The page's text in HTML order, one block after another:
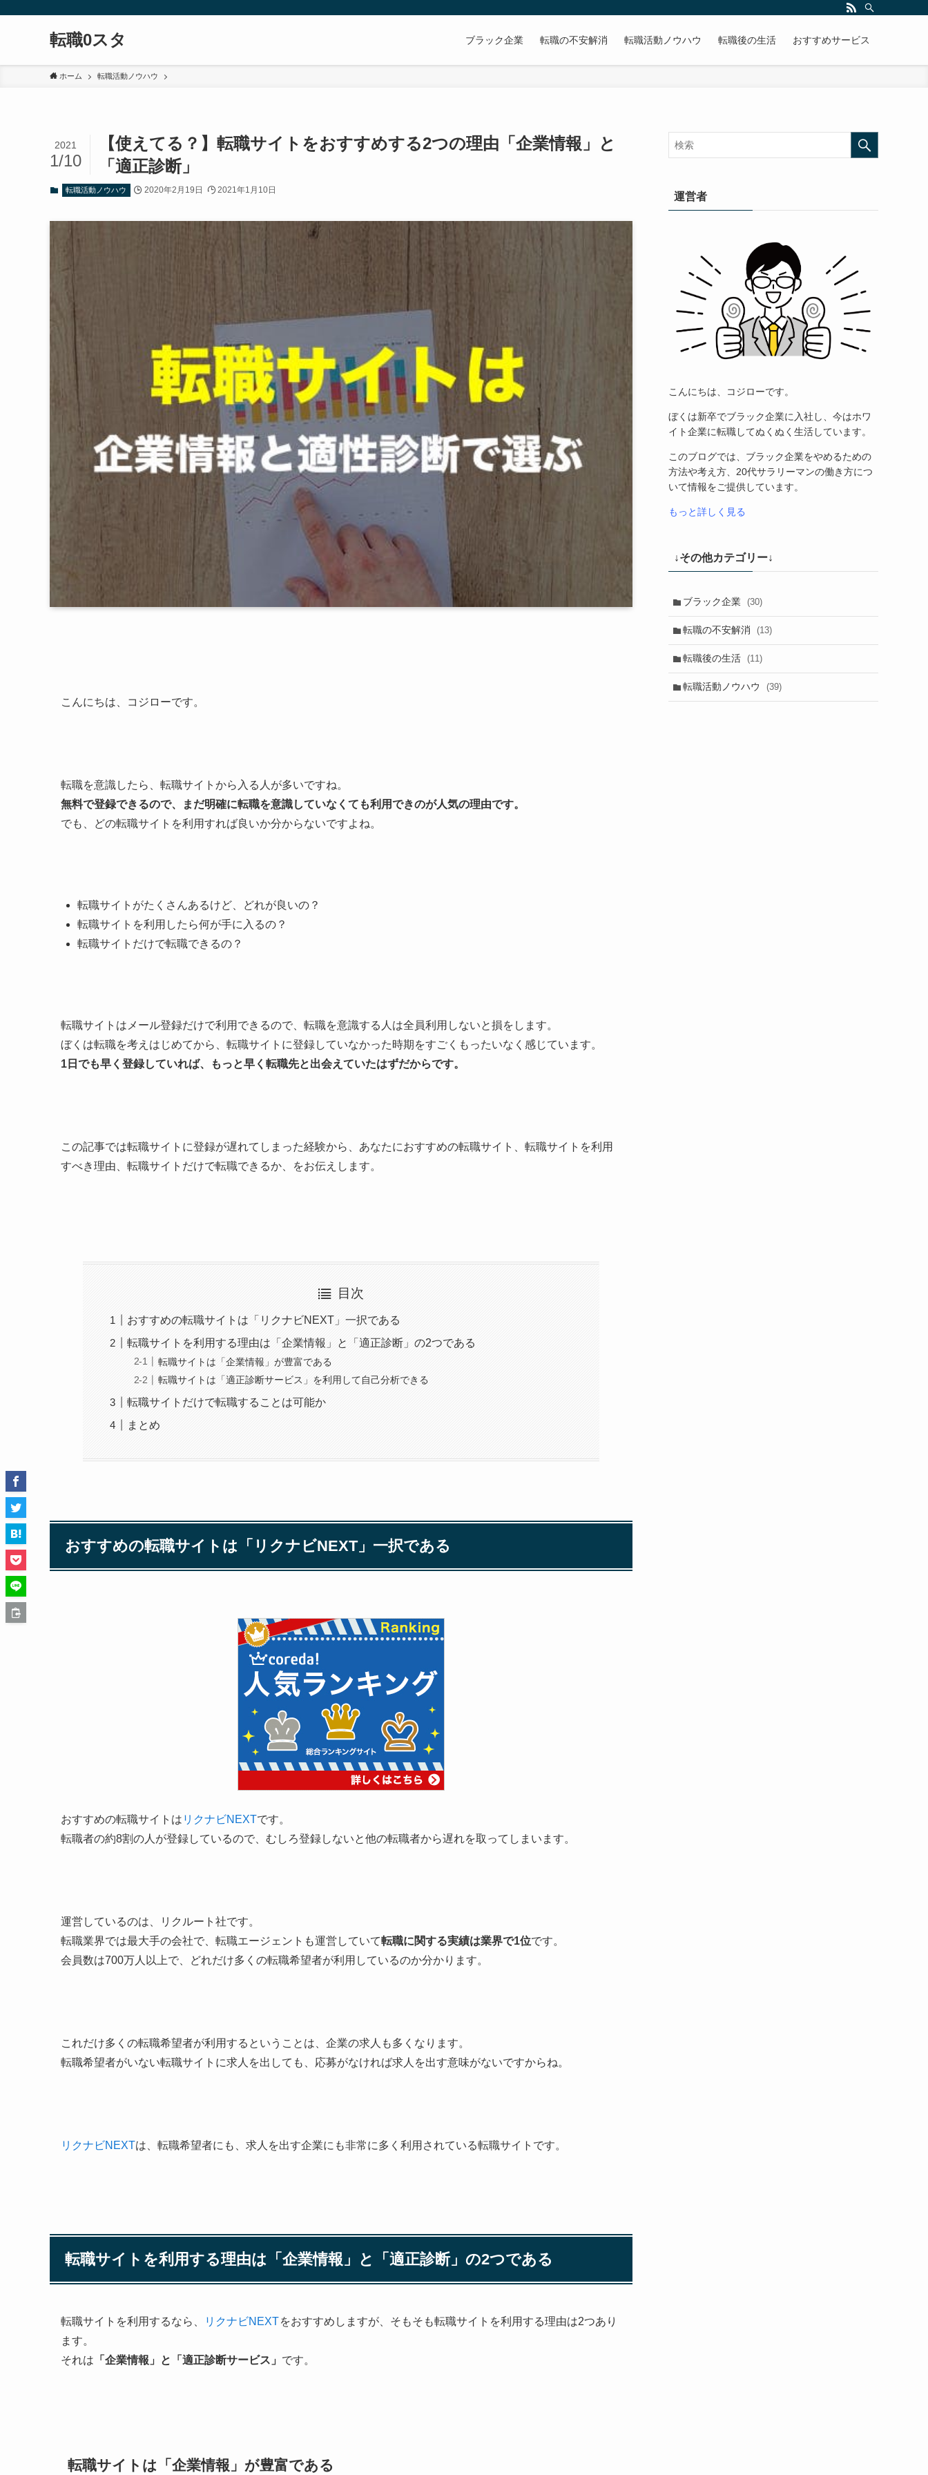
転職0スタ ブラック企業 転職の不安解消 転職活動ノウハウ 転職後の生活 おすすめサービス
ホーム 転職活動ノウハウ
【使えてる？】転職サイトをおすすめする2つの理由「企業情報」と
「適正診断」
2021
1/10
転職活動ノウハウ 2020年2月19日 2021年1月10日
こんにちは、コジローです。
転職を意識したら、転職サイトから入る人が多いですね。
無料で登録できるので、まだ明確に転職を意識していなくても利用できのが人気の理由です。
でも、どの転職サイトを利用すれば良いか分からないですよね。
転職サイトがたくさんあるけど、どれが良いの？
転職サイトを利用したら何が手に入るの？
転職サイトだけで転職できるの？
転職サイトはメール登録だけで利用できるので、転職を意識する人は全員利用しないと損をします。
ぼくは転職を考えはじめてから、転職サイトに登録していなかった時期をすごくもったいなく感じています。
1日でも早く登録していれば、もっと早く転職先と出会えていたはずだからです。
この記事では転職サイトに登録が遅れてしまった経験から、あなたにおすすめの転職サイト、転職サイトを利用
すべき理由、転職サイトだけで転職できるか、をお伝えします。
目次
おすすめの転職サイトは「リクナビNEXT」一択である
転職サイトを利用する理由は「企業情報」と「適正診断」の2つである
転職サイトは「企業情報」が豊富である
転職サイトは「適正診断サービス」を利用して自己分析できる
転職サイトだけで転職することは可能か
まとめ
おすすめの転職サイトは「リクナビNEXT」一択である
おすすめの転職サイトは リクナビNEXTです。
転職者の約8割の人が登録しているので、むしろ登録しないと他の転職者から遅れを取ってしまいます。
運営しているのは、リクルート社です。
転職業界では最大手の会社で、転職エージェントも運営していて転職に関する実績は業界で1位です。
会員数は700万人以上で、どれだけ多くの転職希望者が利用しているのか分かります。
これだけ多くの転職希望者が利用するということは、企業の求人も多くなります。
転職希望者がいない転職サイトに求人を出しても、応募がなければ求人を出す意味がないですからね。
リクナビNEXTは、転職希望者にも、求人を出す企業にも非常に多く利用されている転職サイトです。
転職サイトを利用する理由は「企業情報」と「適正診断」の2つである
転職サイトを利用するなら、 リクナビNEXTをおすすめしますが、そもそも転職サイトを利用する理由は2つあり
ます。
それは 「企業情報」と「適正診断サービス」 です。
転職サイトは「企業情報」が豊富である
運営者
こんにちは、コジローです。
ぼくは新卒でブラック企業に入社し、今はホワ
イト企業に転職してぬくぬく生活しています。
このブログでは、ブラック企業をやめるための
方法や考え方、20代サラリーマンの働き方につ
いて情報をご提供しています。
もっと詳しく見る
↓その他カテゴリー↓
ブラック企業 (30)
転職の不安解消 (13)
転職後の生活 (11)
転職活動ノウハウ (39)